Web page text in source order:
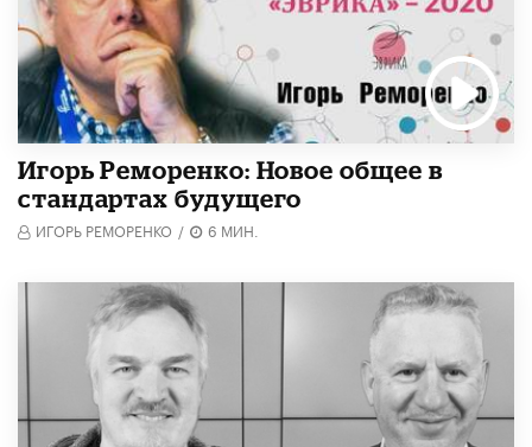
Игорь Реморенко: Новое общее в
стандартах будущего
ИГОРЬ РЕМОРЕНКО / 6 МИН.